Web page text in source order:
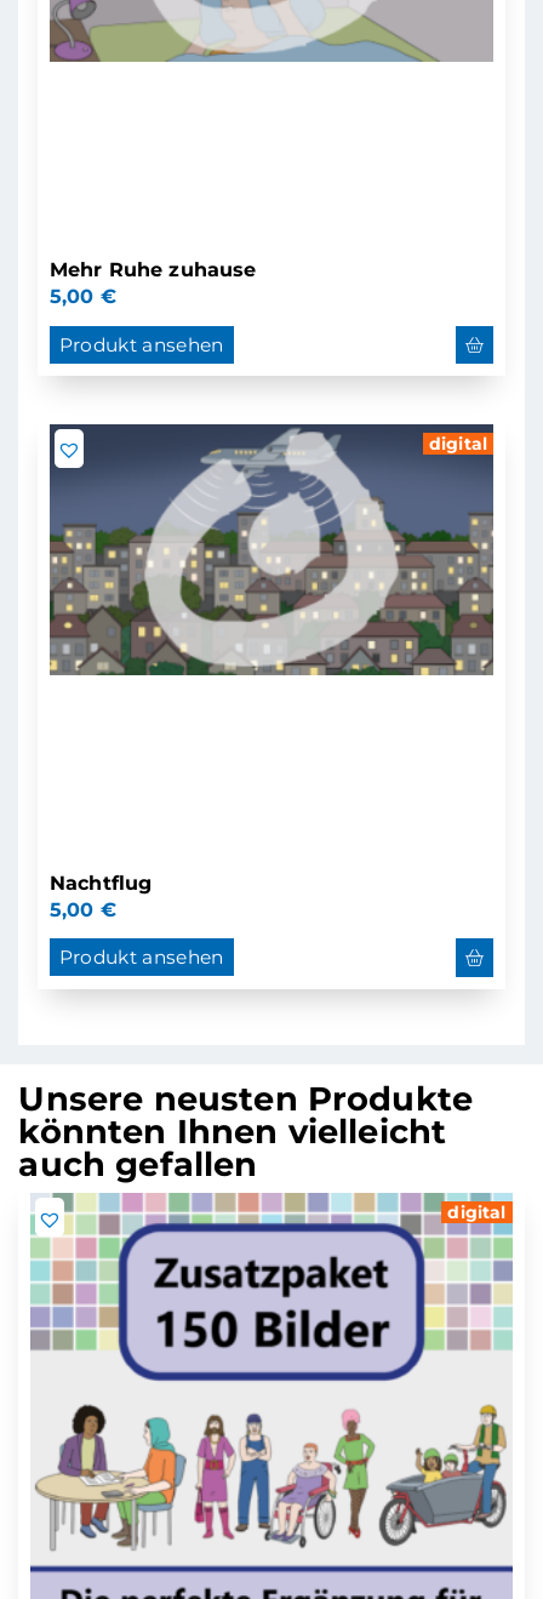
Mehr Ruhe zuhause
5,00 €
Produkt ansehen
digital
Nachtflug
5,00 €
Produkt ansehen
Unsere neusten Produkte
könnten Ihnen vielleicht
auch gefallen
digital